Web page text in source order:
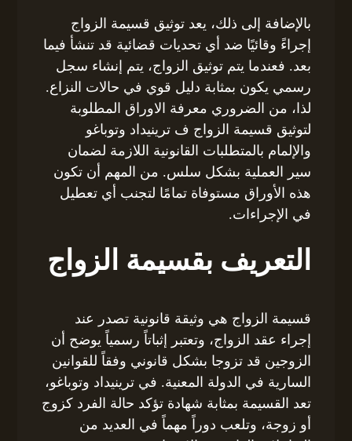
بالإضافة إلى ذلك، يعد توثيق قسيمة الزواج
إجراءً وقائيًا ضد أي تحديات قضائية قد تنشأ فيما
بعد. فعندما يتم توثيق الزواج، يتم إنشاء سجل
رسمي يكون بمثابة دليل قوي في حالات النزاع.
لذا، من الضروري معرفة الاوراق المطلوبة
لتوثيق قسيمة الزواج ف ترينيداد وتوباغو
والإلمام بالمتطلبات القانونية اللازمة لضمان
سير العملية بشكل سلس. من المهم أن تكون
هذه الأوراق مستوفاة تمامًا لتجنب أي تعطيل
في الإجراءات.
التعريف بقسيمة الزواج
قسيمة الزواج هي وثيقة قانونية تصدر عند
إجراء عقد الزواج، وتعتبر إثباتاً رسمياً يوضح أن
الزوجين قد تزوجا بشكل قانوني وفقاً للقوانين
السارية في الدولة المعنية. في ترينيداد وتوباغو،
تعد القسيمة بمثابة شهادة تؤكد حالة الفرد كزوج
أو زوجة، وتلعب دوراً مهماً في العديد من